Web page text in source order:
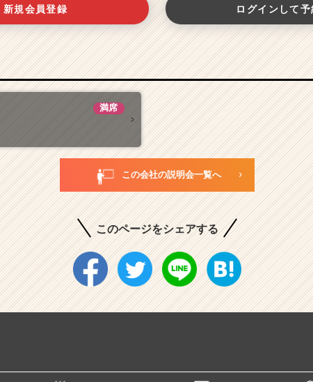
新規会員登録 ログインして
満席
この会社の説明会一覧へ
このページをシェアする